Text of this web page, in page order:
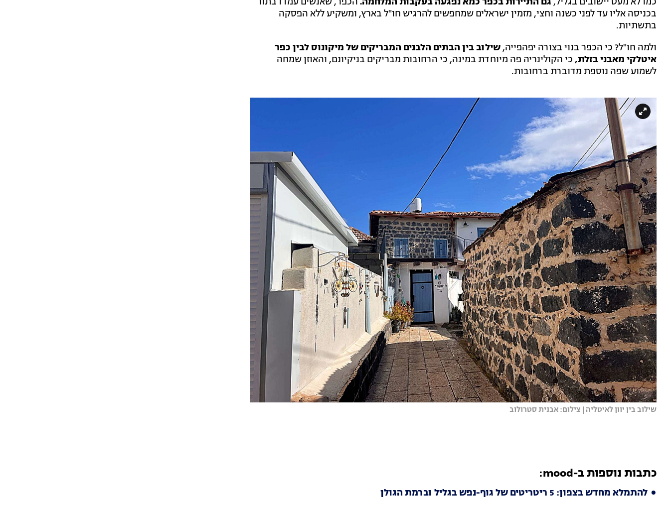
בכניסה אליו עד לפני כשנה וחצי, מזמין ישראלים שמחפשים להרגיש חו"ל בארץ, ומשקיע ללא הפסקה
בתשתיות.
ולמה חו"ל? כי הכפר בנוי בצורה יפהפייה,שילוב בין הבתים הלבנים המבריקים של מיקונוס לבין כפר
איטלקי מאבני בזלת, כי הקולינריה פה מיוחדת במינה, כי הרחובות מבריקים בניקיונם, והאוזן שמחה
לשמוע שפה נוספת מדוברת ברחובות.
שילוב בין יוון לאיטליה | צילום: אבנית סטרולוב
כתבות נוספות ב-mood:
להתמלא מחדש בצפון: 5 ריטריטים של גוף-נפש בגליל וברמת הגולן